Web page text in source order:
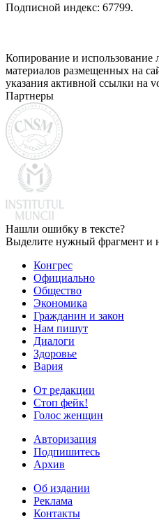
Подписной индекс: 67799.
Копирование и использование
материалов размещенных на
указания активной ссылки на
Партнеры
Нашли ошибку в тексте?
Выделите нужный фрагмент и
Конгрес
Официально
Общество
Экономика
Гражданин и закон
Нам пишут
Диалоги
Здоровье
Вария
От редакции
Стоп фейк!
Голос женщин
Авторизация
Подпишитесь
Архив
Об издании
Реклама
Контакты